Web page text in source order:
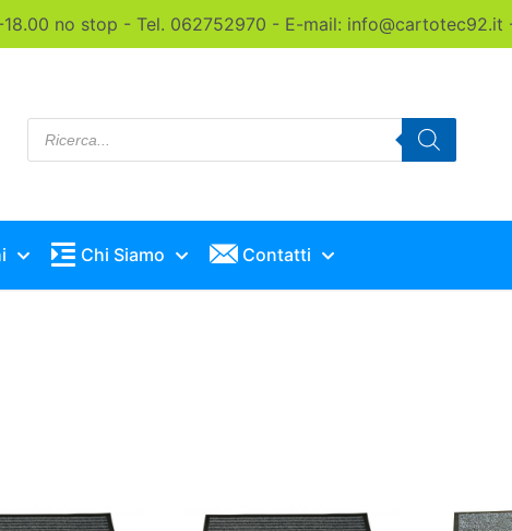
no stop - Tel. 062752970 - E-mail: info@cartotec92.it
Products
search
Chi Siamo Contatti